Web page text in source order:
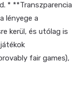
* **Transzparencia
lényege a
kerül, és utólag is
fair games),